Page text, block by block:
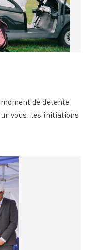
de détente
vous: les initiations